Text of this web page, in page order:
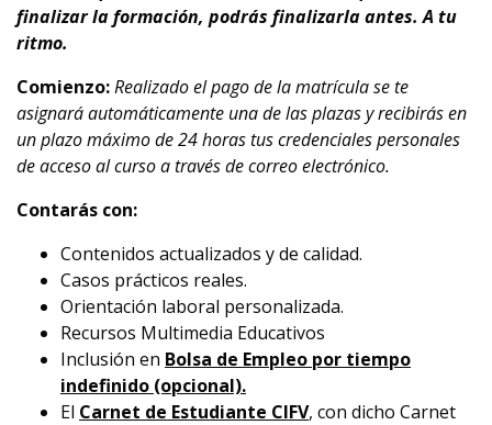
finalizar la formación, podrás finalizarla antes. A tu
ritmo.
Comienzo:Realizado el pago de la matrícula se te
asignará automáticamente una de las plazas y recibirás en
un plazo máximo de 24 horas tus credenciales personales
de acceso al curso a través de correo electrónico.
Contarás con:
Contenidos actualizados y de calidad.
Casos prácticos reales.
Orientación laboral personalizada.
Recursos Multimedia Educativos
Inclusión en Bolsa de Empleo por tiempo
indefinido (opcional).
El Carnet de Estudiante CIFV, con dicho Carnet